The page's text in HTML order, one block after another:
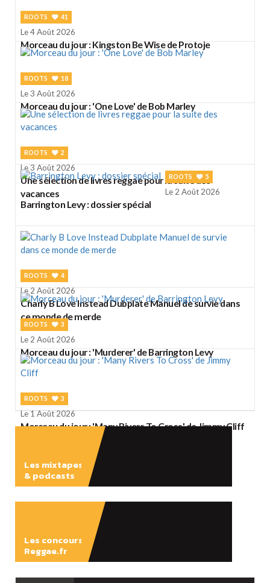
ROOTS 41
Le 4 Août 2026
Morceau du jour : Kingston Be Wise de Protoje
ROOTS 18
Le 3 Août 2026
Morceau du jour : 'One Love' de Bob Marley
ROOTS 2
Le 3 Août 2026
Une sélection de livres reggae pour la suite des
vacances
ROOTS 5
Le 2 Août 2026
Barrington Levy : dossier spécial
ROOTS 4
Le 2 Août 2026
Charly B Love Instead Dubplate Manuel de survie dans
ce monde de merde
ROOTS 3
Le 2 Août 2026
Morceau du jour : 'Murderer' de Barrington Levy
ROOTS 3
Le 1 Août 2026
Morceau du jour : 'Many Rivers To Cross' de Jimmy Cliff
Les mixtapes
& podcasts
Les concours
Reggae.fr